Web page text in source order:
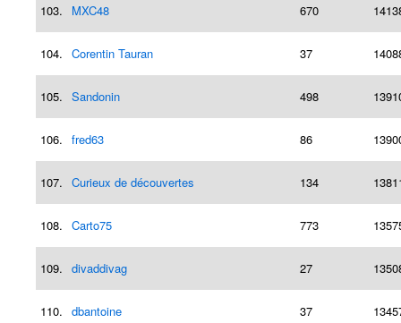
103. MXC48 670
104. Corentin Tauran 37
105. Sandonin 498
106. fred63 86
107. Curieux de découvertes 134
108. Carto75 773
109. divaddivag 27
110. dbantoine 37